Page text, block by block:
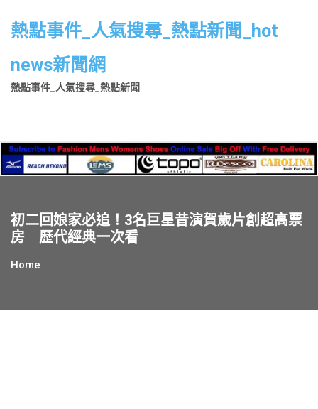
熱點事件_人氣搜尋_熱點新聞_hot
news新聞網
熱點事件_人氣搜尋_熱點新聞
初二回娘家必追！3名巨星昔演賀歲片創超高票
房 歷代經典一次看
Home